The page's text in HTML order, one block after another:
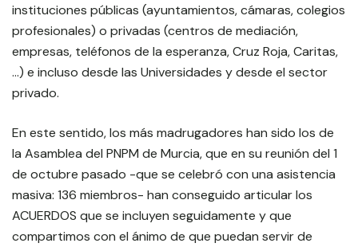
instituciones públicas (ayuntamientos, cámaras, colegios
profesionales) o privadas (centros de mediación,
empresas, teléfonos de la esperanza, Cruz Roja, Caritas,
…) e incluso desde las Universidades y desde el sector
privado.
En este sentido, los más madrugadores han sido los de
la Asamblea del PNPM de Murcia, que en su reunión del 1
de octubre pasado -que se celebró con una asistencia
masiva: 136 miembros- han conseguido articular los
ACUERDOS que se incluyen seguidamente y que
compartimos con el ánimo de que puedan servir de